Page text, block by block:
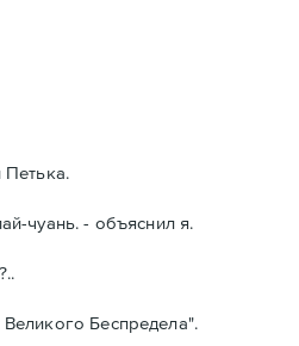
Петька.
чуань. - объяснил я.
Беспредела".